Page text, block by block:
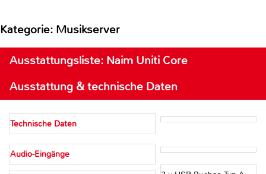
Kategorie: Musikserver
Ausstattungsliste: Naim Uniti Core
Ausstattung & technische Daten
Technische Daten
Audio-Eingänge